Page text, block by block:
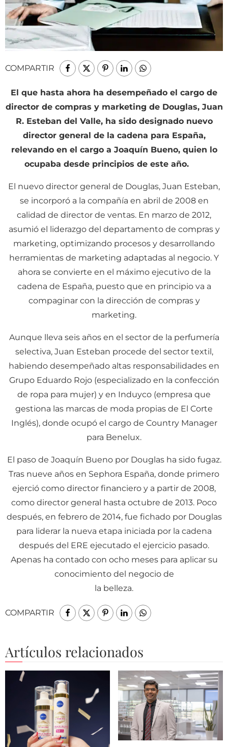
COMPARTIR
El que hasta ahora ha desempeñado el cargo de
director de compras y marketing de Douglas, Juan
R. Esteban del Valle, ha sido designado nuevo
director general de la cadena para España,
relevando en el cargo a Joaquín Bueno, quien lo
ocupaba desde principios de este año.
E l nuevo director general de Douglas, Juan Esteban,
se incorporó a la compañía en abril de 2008 en
calidad de director de ventas. En marzo de 2012,
asumió el liderazgo del departamento de compras y
marketing, optimizando procesos y desarrollando
herramientas de marketing adaptadas al negocio. Y
ahora se convierte en el máximo ejecutivo de la
cadena de España, puesto que en principio va a
compaginar con la dirección de compras y
marketing.
Aunque lleva seis años en el sector de la perfumería
selectiva, Juan Esteban procede del sector textil,
habiendo desempeñado altas responsabilidades en
Grupo Eduardo Rojo (especializado en la confección
de ropa para mujer) y en Induyco (empresa que
gestiona las marcas de moda propias de El Corte
Inglés), donde ocupó el cargo de Country Manager
para Benelux.
El paso de Joaquín Bueno por Douglas ha sido fugaz.
Tras nueve años en Sephora España, donde primero
ejerció como director financiero y a partir de 2008,
como director general hasta octubre de 2013. Poco
después, en febrero de 2014, fue fichado por Douglas
para liderar la nueva etapa iniciada por la cadena
después del ERE ejecutado el ejercicio pasado.
Apenas ha contado con ocho meses para aplicar su
conocimiento del negocio de
la belleza.
COMPARTIR
Artículos relacionados